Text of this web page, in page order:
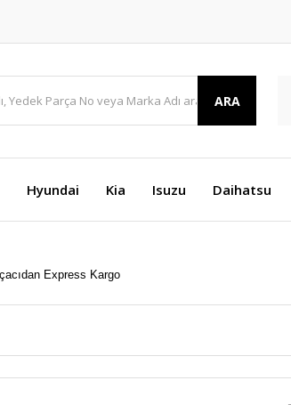
ARA
Hyundai Kia Isuzu Daihatsu